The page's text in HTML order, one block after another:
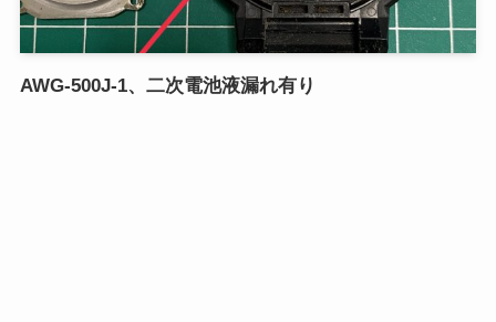
AWG-500J-1、二次電池液漏れ有り